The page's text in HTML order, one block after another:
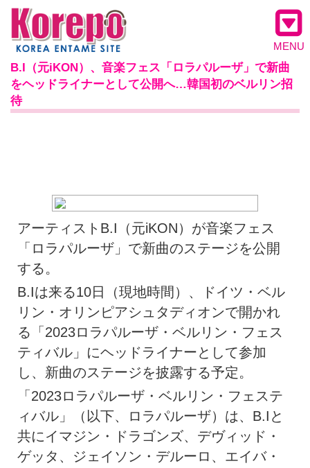
MENU
B.I（元iKON）、音楽フェス「ロラパルーザ」で新曲
をヘッドライナーとして公開へ…韓国初のベルリン招
待
アーティストB.I（元iKON）が音楽フェス
「ロラパルーザ」で新曲のステージを公開
する。
B.Iは来る10日（現地時間）、ドイツ・ベル
リン・オリンピアシュタディオンで開かれ
る「2023ロラパルーザ・ベルリン・フェス
ティバル」にヘッドライナーとして参加
し、新曲のステージを披露する予定。
「2023ロラパルーザ・ベルリン・フェステ
ィバル」（以下、ロラパルーザ）は、B.Iと
共にイマジン・ドラゴンズ、デヴィッド・
ゲッタ、ジェイソン・デルーロ、エイバ・